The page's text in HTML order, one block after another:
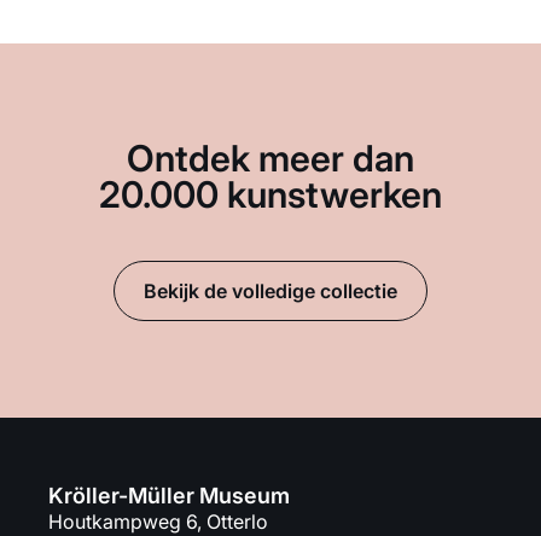
Ontdek meer dan
20.000 kunstwerken
Bekijk de volledige collectie
Kröller-Müller Museum
Houtkampweg 6, Otterlo